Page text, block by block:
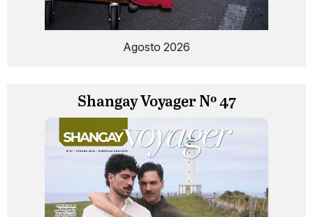
Agosto 2026
Shangay Voyager Nº 47